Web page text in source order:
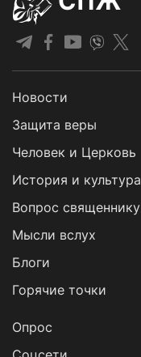
Новости
Защита веры
Человек и Церковь
История и культура
Вопрос священнику
Мысли вслух
Блоги
Горячие точки
Опрос